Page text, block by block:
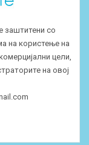
заштитени со
на користење на
цели,
на овој